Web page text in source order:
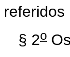
referidos
§ 2o